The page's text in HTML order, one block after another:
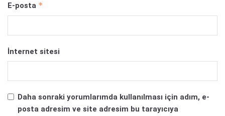
E-posta *
İnternet sitesi
Daha sonraki yorumlarımda kullanılması için adım, e-
posta adresim ve site adresim bu tarayıcıya